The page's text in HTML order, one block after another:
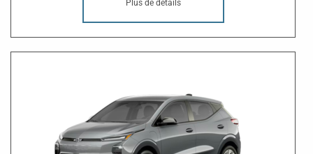
Plus de détails